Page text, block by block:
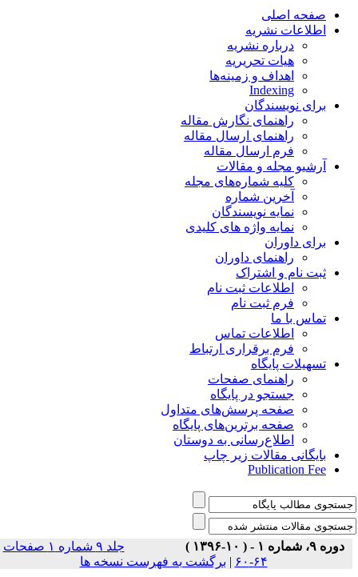
صفحه اصلی
اطلاعات نشریه
درباره نشریه
هیات تحریریه
اهداف و زمینه‌ها
Indexing
برای نویسندگان
راهنمای نگارش مقاله
راهنمای ارسال مقاله
فرم ارسال مقاله
آرشیو مجله و مقالات
کلیه شماره‌های مجله
آخرین شماره
نمایه نویسندگان
نمایه واژه های کلیدی
برای داوران
راهنمای داوران
ثبت نام و اشتراک
اطلاعات ثبت نام
فرم ثبت نام
تماس با ما
اطلاعات تماس
فرم برقراری ارتباط
تسهیلات پایگاه
راهنمای صفحات
جستجو در پایگاه
صفحه پرسش‌های متداول
صفحه برترین‌های پایگاه
اطلاع‌رسانی به دوستان
بایگانی مقالات زیر چاپ
Publication Fee
دوره ۹، شماره ۱ - ( ۱۰-۱۳۹۶ )
جلد ۹ شماره ۱ صفحات
۶۴-۶۰
| برگشت به فهرست نسخه ها